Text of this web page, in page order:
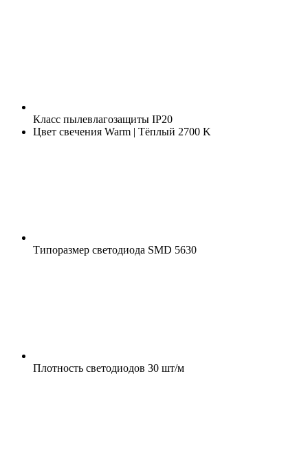
Класс пылевлагозащиты IP20
Цвет свечения Warm | Тёплый 2700 K
Типоразмер светодиода SMD 5630
Плотность светодиодов 30 шт/м